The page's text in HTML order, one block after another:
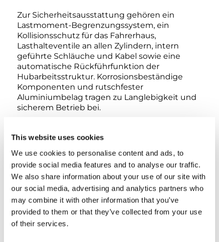
This website uses cookies
We use cookies to personalise content and ads, to
provide social media features and to analyse our traffic.
We also share information about your use of our site with
our social media, advertising and analytics partners who
may combine it with other information that you’ve
provided to them or that they’ve collected from your use
of their services.
Zur Sicherheitsausstattung gehören ein
Lastmoment-Begrenzungssystem, ein
Kollisionsschutz für das Fahrerhaus,
Lasthalteventile an allen Zylindern, intern
geführte Schläuche und Kabel sowie eine
automatische Rückführfunktion der
Hubarbeitsstruktur. Korrosionsbeständige
Komponenten und rutschfester
Aluminiumbelag tragen zu Langlebigkeit und
sicherem Betrieb bei.
elektrohydraulische Steuerungen für den
Bühnenaufbau, hydraulische
Abstützsteuerungen (elektrohydraulische
Steuerungen optional erhältlich) sowie
Notfallsysteme für einen sicheren Betrieb.
Optional erhältlich sind die automatische
Abstützung vom Korb oder vom Boden aus
sowie zusätzliche Sicherheits- und
Komfortzubehörteile.